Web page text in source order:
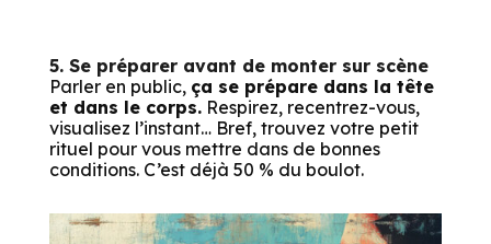
5. Se préparer avant de monter sur scène
Parler en public, ça se prépare dans la tête
et dans le corps.Respirez, recentrez-vous,
visualisez l’instant… Bref, trouvez votre petit
rituel pour vous mettre dans de bonnes
conditions. C’est déjà 50 % du boulot.